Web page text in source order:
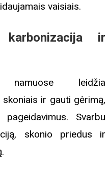
vaisiais.
ir
namuose leidžia
ir gauti gėrimą,
Svarbu
skonio priedus ir